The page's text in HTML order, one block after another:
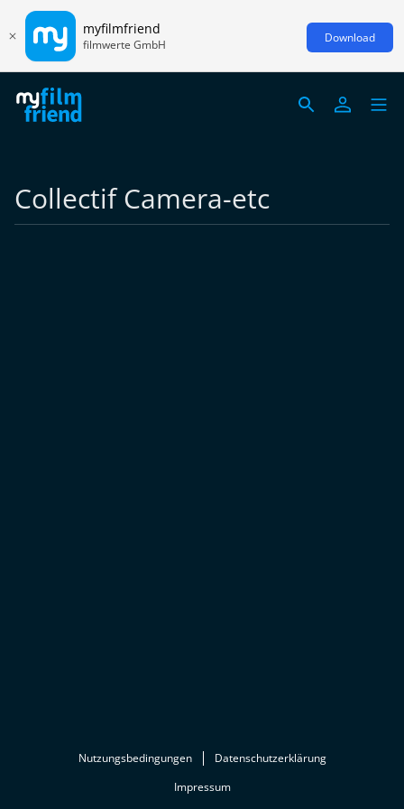
myfilmfriend
filmwerte GmbH Download
Collectif Camera-etc
Nutzungsbedingungen
Datenschutzerklärung
Impressum